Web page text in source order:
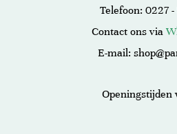
Telefoon: 0227 -
Contact ons via
E-mail:
Openingstijden